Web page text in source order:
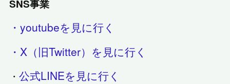
SNS事業
・youtubeを見に行く
・X（旧Twitter）を見に行く
・公式LINEを見に行く